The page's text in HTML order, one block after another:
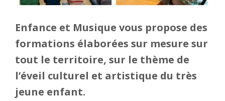
Enfance et Musique vous propose des
formations élaborées sur mesure sur
tout le territoire, sur le thème de
l’éveil culturel et artistique du très
jeune enfant.